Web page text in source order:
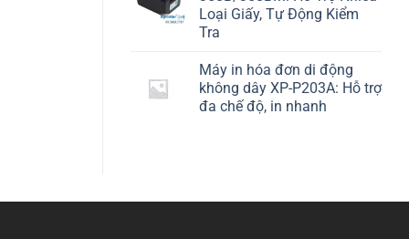
Loại Giấy, Tự Động Kiểm
Tra
Máy in hóa đơn di động
không dây XP-P203A: Hỗ trợ
đa chế độ, in nhanh